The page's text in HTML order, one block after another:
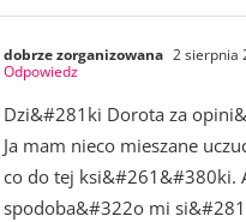
dobrze zorganizowana 2 sierpnia
Odpowiedz
Dzi&#281ki Dorota za
Ja mam nieco mieszane
co do tej ksi&#261&#380ki.
spodoba&#322o mi